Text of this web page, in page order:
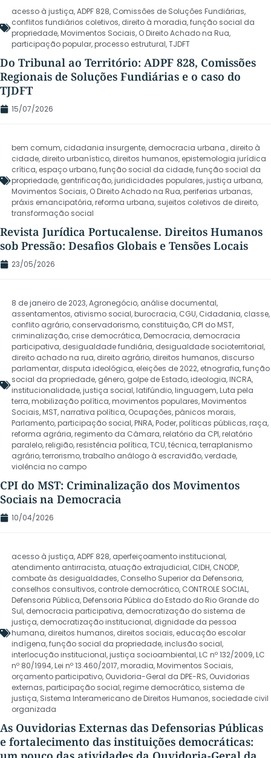
acesso à justiça,ADPF 828, Comissões de Soluções Fundiárias,
conflitos fundiários coletivos, direito à moradia,função social da
propriedade,Movimentos Sociais, O Direito Achado na Rua,
participação popular,processo estrutural,TJDFT
Do Tribunal ao Território: ADPF 828, Comissões
Regionais de Soluções Fundiárias e o caso do
TJDFT
15/07/2026
bem comum, cidadania insurgente, democracia urbana., direito à
cidade, direito urbanístico, direitos humanos, epistemologia jurídica
crítica, espaço urbano,função social da cidade,função social da
propriedade, gentrificação,juridicidades populares,justiça urbana,
Movimentos Sociais, O Direito Achado na Rua,periferias urbanas,
práxis emancipatória,reforma urbana, sujeitos coletivos de direito,
transformação social
Revista Jurídica Portucalense. Direitos Humanos
sob Pressão: Desafios Globais e Tensões Locais
23/05/2026
8 de janeiro de 2023,Agronegócio, análise documental,
assentamentos, ativismo social,burocracia, CGU, Cidadania, classe,
conflito agrário, conservadorismo, constituição, CPI do MST,
criminalização, crise democrática,Democracia, democracia
participativa, desigualdade fundiária, desigualdade socioterritorial,
direito achado na rua, direito agrário, direitos humanos, discurso
parlamentar, disputa ideológica, eleições de 2022, etnografia,função
social da propriedade, gênero, golpe de Estado,ideologia,INCRA,
institucionalidade,justiça social,latifúndio,linguagem,Luta pela
terra,mobilização política,movimentos populares,Movimentos
Sociais,MST,narrativa política, Ocupações,pânicos morais,
Parlamento,participação social,PNRA,Poder,políticas públicas,raça,
reforma agrária,regimento da Câmara,relatório da CPI,relatório
paralelo,religião,resistência política,TCU,técnica,terraplanismo
agrário,terrorismo,trabalho análogo à escravidão,verdade,
violência no campo
CPI do MST: Criminalização dos Movimentos
Sociais na Democracia
10/04/2026
acesso à justiça,ADPF 828, aperfeiçoamento institucional,
atendimento antirracista, atuação extrajudicial, CIDH, CNODP,
combate às desigualdades, Conselho Superior da Defensoria,
conselhos consultivos, controle democrático, CONTROLE SOCIAL,
Defensoria Pública,Defensoria Pública do Estado do Rio Grande do
Sul, democracia participativa, democratização do sistema de
justiça, democratização institucional, dignidade da pessoa
humana, direitos humanos, direitos sociais, educação escolar
indígena,função social da propriedade,inclusão social,
interlocução institucional,justiça socioambiental,LC nº 132/2009,LC
nº 80/1994,Lei nº 13.460/2017,moradia,Movimentos Sociais,
orçamento participativo, Ouvidoria-Geral da DPE-RS, Ouvidorias
externas,participação social,regime democrático, sistema de
justiça, Sistema Interamericano de Direitos Humanos, sociedade civil
organizada
As Ouvidorias Externas das Defensorias Públicas
e fortalecimento das instituições democráticas: